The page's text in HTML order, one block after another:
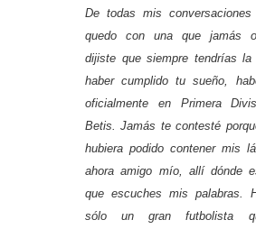
De todas mis
quedo con una que jamás
dijiste que siempre tendrías
haber cumplido tu sueño,
oficialmente en Primera
Betis. Jamás te contesté
hubiera podido contener mis
ahora amigo mío, allí dónde
que escuches mis palabras.
sólo un gran futbolista